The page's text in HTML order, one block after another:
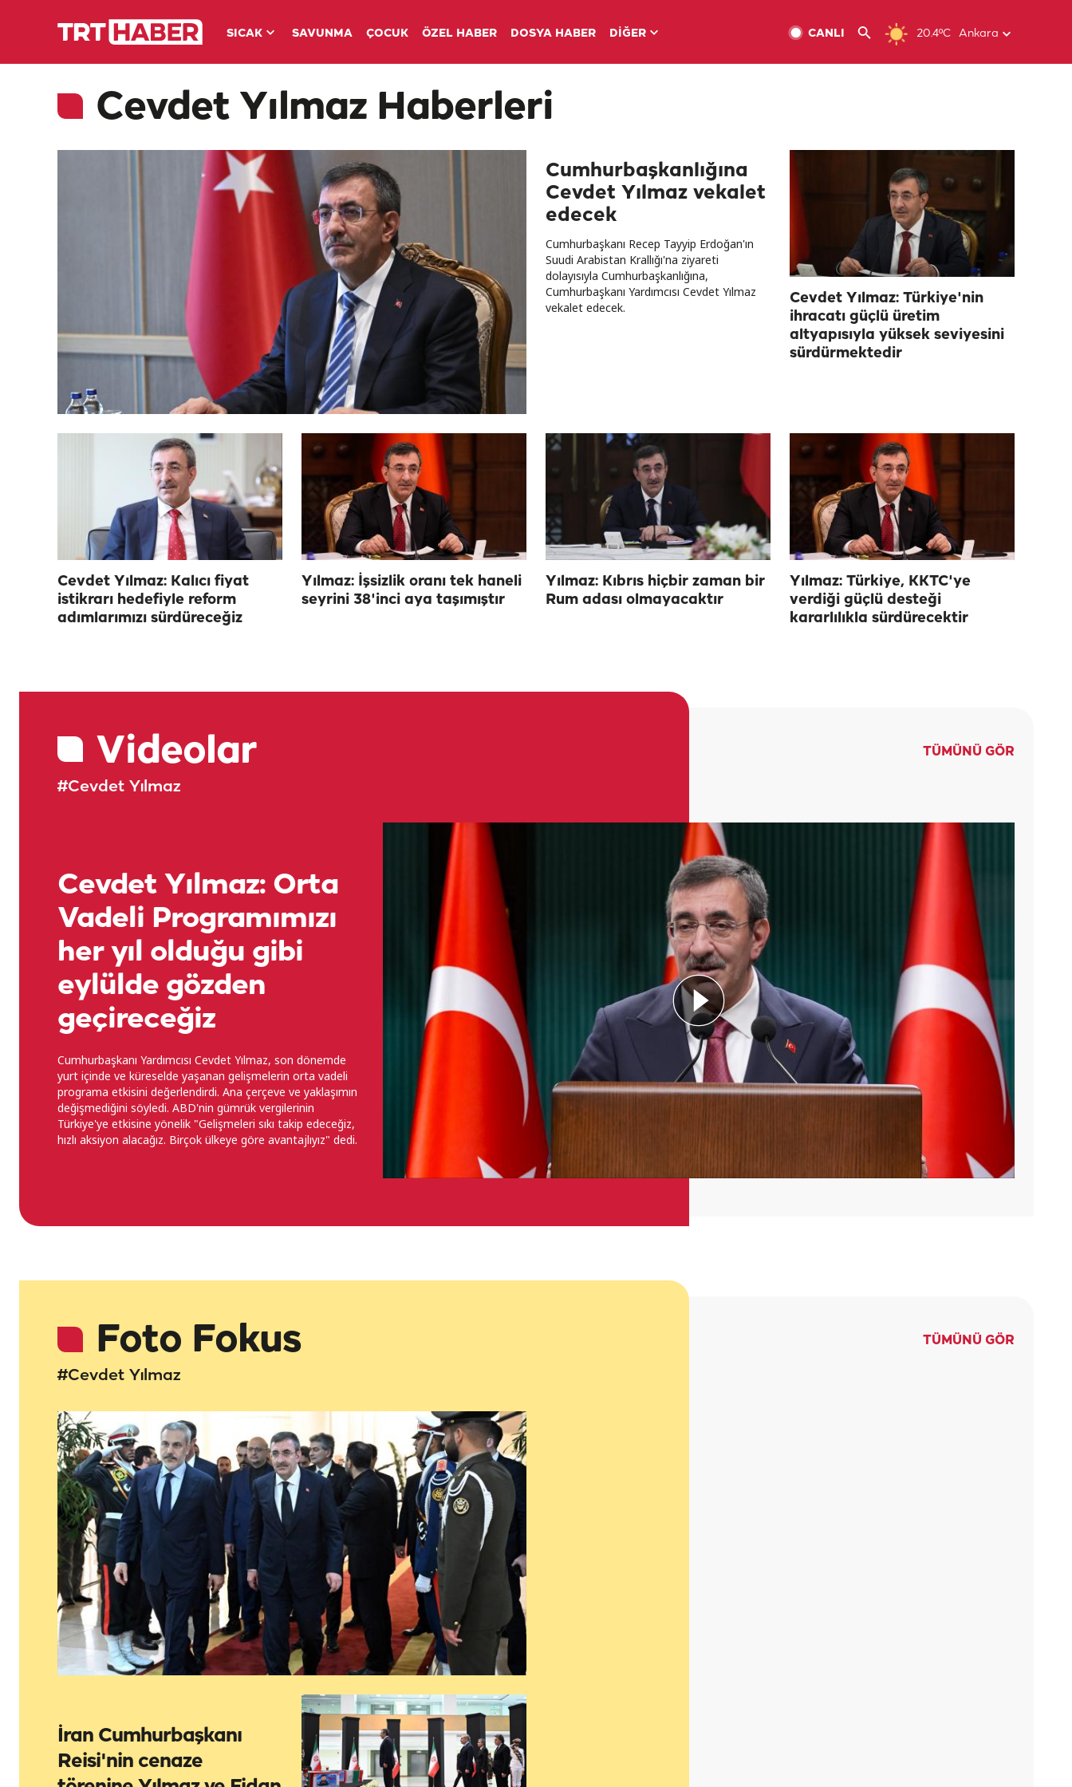
SICAK SAVUNMA ÇOCUK ÖZEL HABER DOSYA HABER DİĞER 20.4ºC Ankara
CANLI
Cevdet Yılmaz Haberleri
Cumhurbaşkanlığına
Cevdet Yılmaz vekalet
edecek
Cumhurbaşkanı Recep Tayyip Erdoğan'ın
Suudi Arabistan Krallığı'na ziyareti
dolayısıyla Cumhurbaşkanlığına,
Cumhurbaşkanı Yardımcısı Cevdet Yılmaz
vekalet edecek.
Cevdet Yılmaz: Türkiye'nin
ihracatı güçlü üretim
altyapısıyla yüksek seviyesini
sürdürmektedir
Cevdet Yılmaz: Kalıcı fiyat
istikrarı hedefiyle reform
adımlarımızı sürdüreceğiz
Yılmaz: İşsizlik oranı tek haneli
seyrini 38'inci aya taşımıştır
Yılmaz: Kıbrıs hiçbir zaman bir
Rum adası olmayacaktır
Yılmaz: Türkiye, KKTC'ye
verdiği güçlü desteği
kararlılıkla sürdürecektir
Videolar TÜMÜNÜ GÖR
#Cevdet Yılmaz
Cevdet Yılmaz: Orta
Vadeli Programımızı
her yıl olduğu gibi
eylülde gözden
geçireceğiz
Cumhurbaşkanı Yardımcısı Cevdet Yılmaz, son dönemde
yurt içinde ve küreselde yaşanan gelişmelerin orta vadeli
programa etkisini değerlendirdi. Ana çerçeve ve yaklaşımın
değişmediğini söyledi. ABD'nin gümrük vergilerinin
Türkiye'ye etkisine yönelik "Gelişmeleri sıkı takip edeceğiz,
hızlı aksiyon alacağız. Birçok ülkeye göre avantajlıyız" dedi.
Foto Fokus TÜMÜNÜ GÖR
#Cevdet Yılmaz
İran Cumhurbaşkanı
Reisi'nin cenaze